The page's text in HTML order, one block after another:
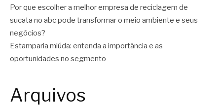
Por que escolher a melhor empresa de reciclagem de
sucata no abc pode transformar o meio ambiente e seus
negócios?
Estamparia miúda: entenda a importância e as
oportunidades no segmento
Arquivos